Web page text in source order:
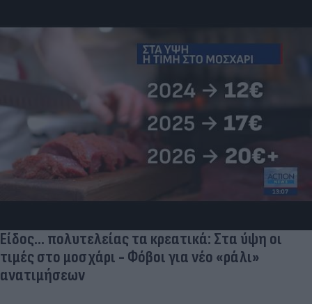
Είδος... πολυτελείας τα κρεατικά: Στα ύψη οι
τιμές στο μοσχάρι - Φόβοι για νέο «ράλι»
ανατιμήσεων